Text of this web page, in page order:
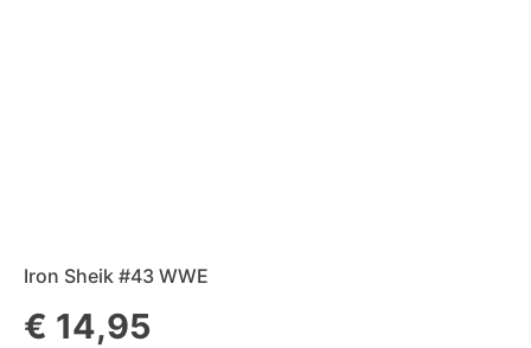
Iron Sheik #43 WWE
€ 14,95